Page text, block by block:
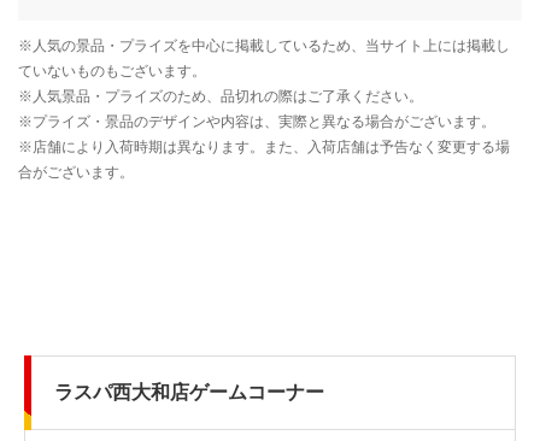
ラスパ西大和店ゲームコーナー